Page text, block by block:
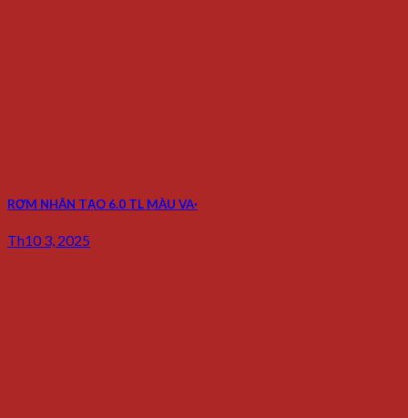
RƠM NHÂN TẠO 6.0 TL MÀU VA·
Th10 3, 2025